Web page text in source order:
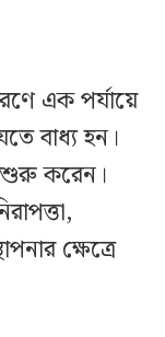
এক পর্যায়ে
বাধ্য হন।
শুরু করেন।
ক্ষেত্রে